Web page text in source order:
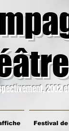
Festival
2002